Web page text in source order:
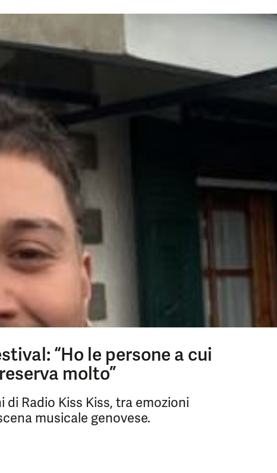
“Ho le persone a cui
molto”
Radio Kiss Kiss, tra emozioni
musicale genovese.